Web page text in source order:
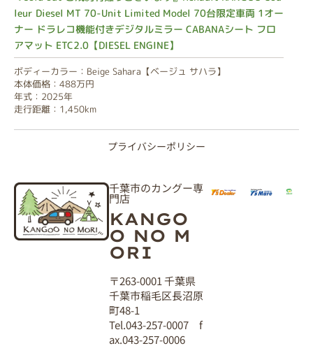
leur Diesel MT 70-Unit Limited Model 70台限定車両 1オー
ナー ドラレコ機能付きデジタルミラー CABANAシート フロ
アマット ETC2.0【DIESEL ENGINE】
ボディーカラー：Beige Sahara【ベージュ サハラ】
本体価格：488万円
年式：2025年
走行距離：1,450km
プライバシーポリシー
千葉市のカングー専
門店
KANGO
O NO M
ORI
〒263-0001 千葉県
千葉市稲毛区長沼原
町48-1
Tel.043-257-0007 f
ax.043-257-0006